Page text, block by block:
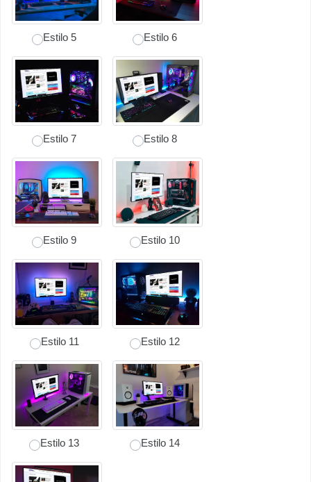
Estilo 5 Estilo 6
Estilo 7 Estilo 8
Estilo 9 Estilo 10
Estilo 11 Estilo 12
Estilo 13 Estilo 14